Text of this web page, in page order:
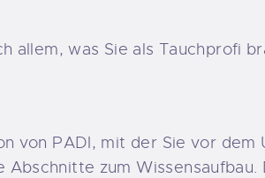
allem, was Sie als Tauchprofi
von PADI, mit der Sie vor
zum